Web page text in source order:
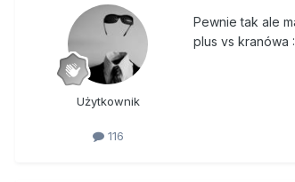
Użytkownik
116
Pewnie tak ale
plus vs kranówa